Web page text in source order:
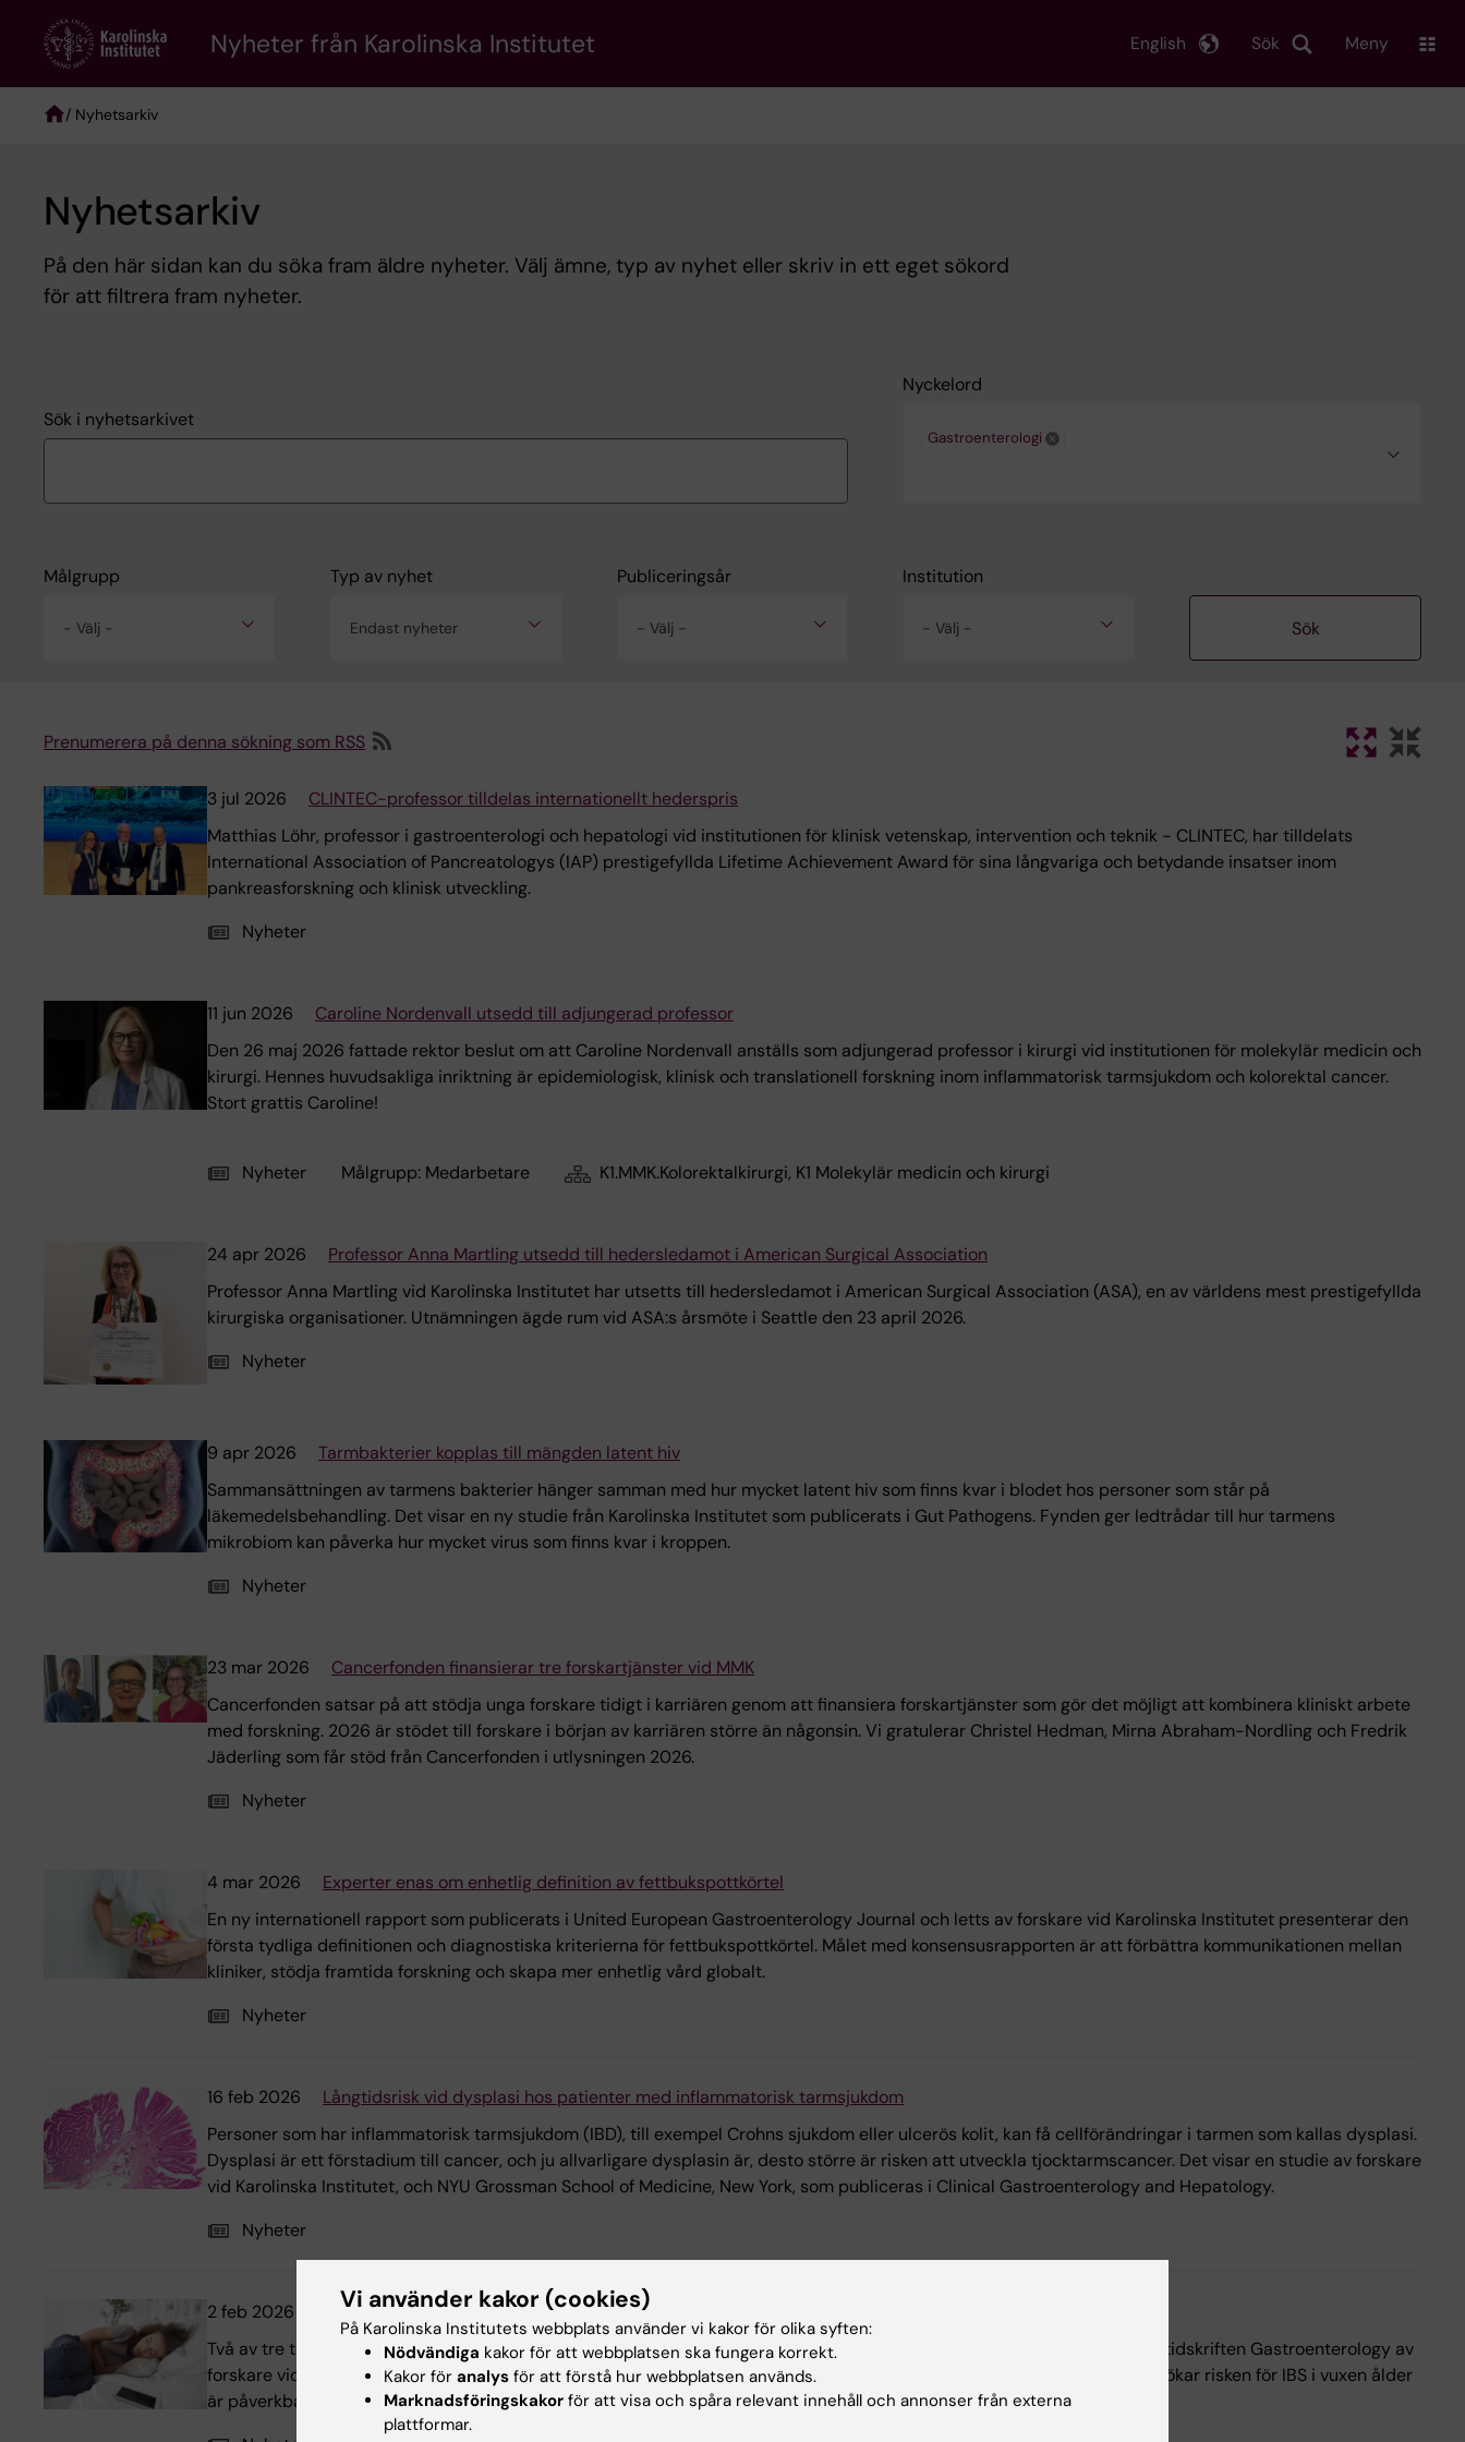
content
Nyheter från Karolinska Institutet Sök
English Meny
/ Nyhetsarkiv
Nyhetsarkiv
På den här sidan kan du söka fram äldre nyheter. Välj ämne, typ av nyhet eller skriv in ett eget sökord
för att filtrera fram nyheter.
Sök i nyhetsarkivet
Nyckelord
Gastroenterologi
Målgrupp
- Välj -
Typ av nyhet
Endast nyheter
Publiceringsår
- Välj -
Institution
- Välj -
Prenumerera på denna sökning som RSS
3 jul 2026
CLINTEC-professor tilldelas internationellt hederspris
Matthias Löhr, professor i gastroenterologi och hepatologi vid institutionen för klinisk vetenskap, intervention och teknik - CLINTEC, har tilldelats
International Association of Pancreatologys (IAP) prestigefyllda Lifetime Achievement Award för sina långvariga och betydande insatser inom
pankreasforskning och klinisk utveckling.
Nyheter
11 jun 2026
Caroline Nordenvall utsedd till adjungerad professor
Den 26 maj 2026 fattade rektor beslut om att Caroline Nordenvall anställs som adjungerad professor i kirurgi vid institutionen för molekylär medicin och
kirurgi. Hennes huvudsakliga inriktning är epidemiologisk, klinisk och translationell forskning inom inflammatorisk tarmsjukdom och kolorektal cancer.
Stort grattis Caroline!
Nyheter Målgrupp: Medarbetare K1.MMK.Kolorektalkirurgi, K1 Molekylär medicin och kirurgi
24 apr 2026
Professor Anna Martling utsedd till hedersledamot i American Surgical Association
Professor Anna Martling vid Karolinska Institutet har utsetts till hedersledamot i American Surgical Association (ASA), en av världens mest prestigefyllda
kirurgiska organisationer. Utnämningen ägde rum vid ASA:s årsmöte i Seattle den 23 april 2026.
Nyheter
9 apr 2026
Tarmbakterier kopplas till mängden latent hiv
Sammansättningen av tarmens bakterier hänger samman med hur mycket latent hiv som finns kvar i blodet hos personer som står på
läkemedelsbehandling. Det visar en ny studie från Karolinska Institutet som publicerats i Gut Pathogens. Fynden ger ledtrådar till hur tarmens
mikrobiom kan påverka hur mycket virus som finns kvar i kroppen.
Nyheter
23 mar 2026
Cancerfonden finansierar tre forskartjänster vid MMK
Cancerfonden satsar på att stödja unga forskare tidigt i karriären genom att finansiera forskartjänster som gör det möjligt att kombinera kliniskt arbete
med forskning. 2026 är stödet till forskare i början av karriären större än någonsin. Vi gratulerar Christel Hedman, Mirna Abraham-Nordling och Fredrik
Jäderling som får stöd från Cancerfonden i utlysningen 2026.
Nyheter
4 mar 2026
Experter enas om enhetlig definition av fettbukspottkörtel
En ny internationell rapport som publicerats i United European Gastroenterology Journal och letts av forskare vid Karolinska Institutet presenterar den
första tydliga definitionen och diagnostiska kriterierna för fettbukspottkörtel. Målet med konsensusrapporten är att förbättra kommunikationen mellan
kliniker, stödja framtida forskning och skapa mer enhetlig vård globalt.
Nyheter
16 feb 2026
Långtidsrisk vid dysplasi hos patienter med inflammatorisk tarmsjukdom
Personer som har inflammatorisk tarmsjukdom (IBD), till exempel Crohns sjukdom eller ulcerös kolit, kan få cellförändringar i tarmen som kallas dysplasi.
Dysplasi är ett förstadium till cancer, och ju allvarligare dysplasin är, desto större är risken att utveckla tjocktarmscancer. Det visar en studie av forskare
vid Karolinska Institutet, och NYU Grossman School of Medicine, New York, som publiceras i Clinical Gastroenterology and Hepatology.
Nyheter
2 feb 2026
Mag- och tarmbesvär i tonåren går oftast över
Två av tre tonåringar med irritabel tarm (IBS) går in i vuxenlivet utan sjukdomen. Det visar en långtidsstudie publicerad i tidskriften Gastroenterology av
forskare vid Göteborgs universitet och Karolinska Institutet. Forskarna konstaterar också att flera faktorer hos unga som ökar risken för IBS i vuxen ålder
är påverkbara.
Vi använder kakor (cookies)
På Karolinska Institutets webbplats använder vi kakor för olika syften:
Nödvändiga kakor för att webbplatsen ska fungera korrekt.
Kakor för analys för att förstå hur webbplatsen används.
Marknadsföringskakor för att visa och spåra relevant innehåll och annonser från externa
plattformar.